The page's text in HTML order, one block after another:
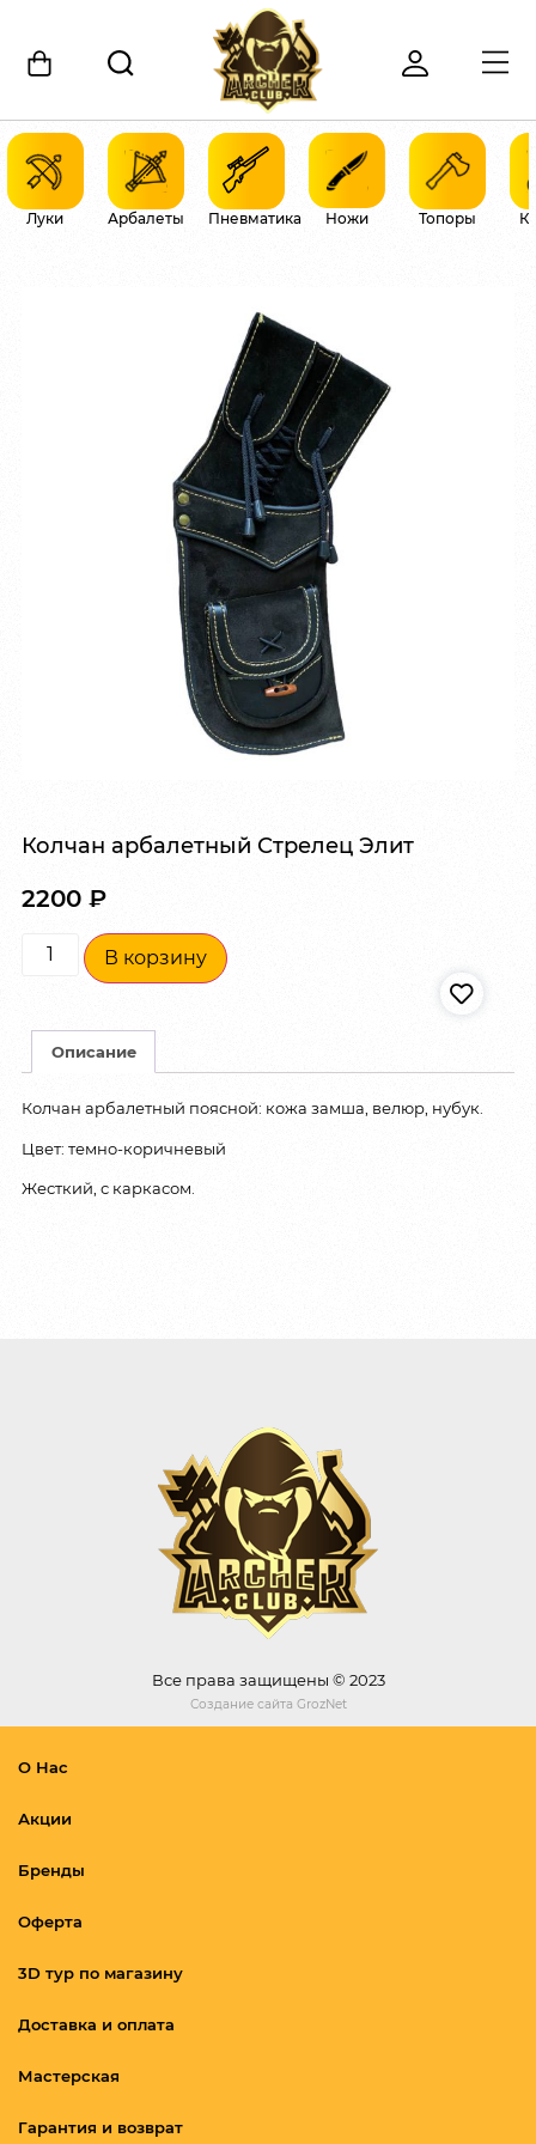
Луки Арбалеты Пневматика Ножи Топоры
Колчан арбалетный Стрелец Элит
2200 ₽
В корзину
Описание
Колчан арбалетный поясной: кожа замша, велюр, нубук.
Цвет: темно-коричневый
Жесткий, с каркасом.
Все права защищены © 2023
Создание сайта GrozNet
О Нас
Акции
Бренды
Оферта
3D тур по магазину
Доставка и оплата
Мастерская
Гарантия и возврат